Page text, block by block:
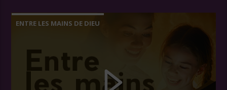
ENTRE LES MAINS DE DIEU